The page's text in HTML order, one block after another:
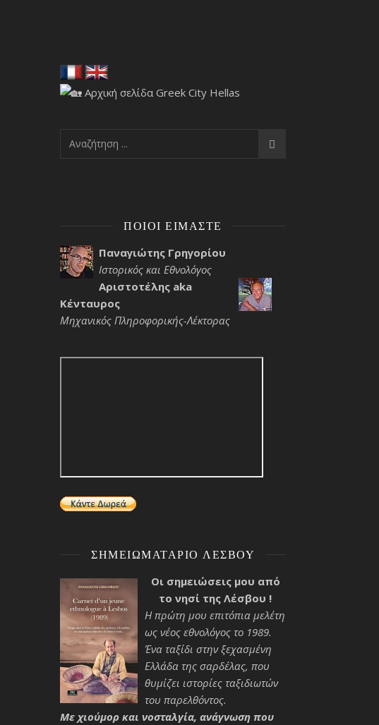
ΠΟΙΟΙ ΕΊΜΑΣΤΕ
Παναγιώτης Γρηγορίου
Ιστορικός και Εθνολόγος
Αριστοτέλης aka
Κένταυρος
Μηχανικός Πληροφορικής-Λέκτορας
ΣΗΜΕΙΩΜΑΤΆΡΙΟ ΛΈΣΒΟΥ
Οι σημειώσεις μου από
το νησί της Λέσβου !
Η πρώτη μου επιτόπια μελέτη
ως νέος εθνολόγος το 1989.
Ένα ταξίδι στην ξεχασμένη
Ελλάδα της σαρδέλας, που
θυμίζει ιστορίες ταξιδιωτών
του παρελθόντος.
Με χιούμορ και νοσταλγία, ανάγνωση που